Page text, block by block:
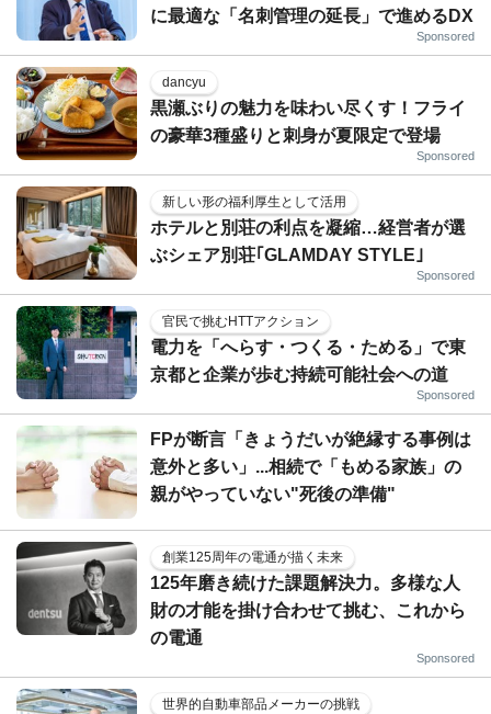
に最適な「名刺管理の延長」で進めるDX
Sponsored
dancyu
黒瀬ぶりの魅力を味わい尽くす！フライ
の豪華3種盛りと刺身が夏限定で登場
Sponsored
新しい形の福利厚生として活用
ホテルと別荘の利点を凝縮…経営者が選
ぶシェア別荘｢GLAMDAY STYLE｣
Sponsored
官民で挑むHTTアクション
電力を「へらす・つくる・ためる」で東
京都と企業が歩む持続可能社会への道
Sponsored
FPが断言「きょうだいが絶縁する事例は
意外と多い」...相続で「もめる家族」の
親がやっていない"死後の準備"
創業125周年の電通が描く未来
125年磨き続けた課題解決力。多様な人
財の才能を掛け合わせて挑む、これから
の電通
Sponsored
世界的自動車部品メーカーの挑戦